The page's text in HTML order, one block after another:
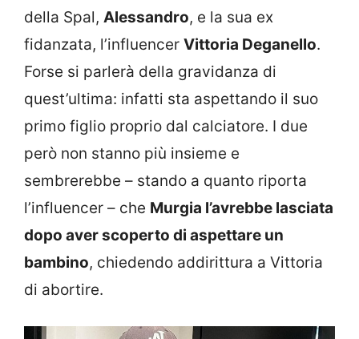
della Spal, Alessandro, e la sua ex
fidanzata, l’influencer Vittoria Deganello.
Forse si parlerà della gravidanza di
quest’ultima: infatti sta aspettando il suo
primo figlio proprio dal calciatore. I due
però non stanno più insieme e
sembrerebbe – stando a quanto riporta
l’influencer – che Murgia l’avrebbe lasciata
dopo aver scoperto di aspettare un
bambino, chiedendo addirittura a Vittoria
di abortire.